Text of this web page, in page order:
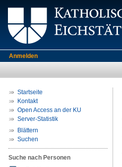
Anmelden
Startseite
Kontakt
Open Access an der KU
Server-Statistik
Blättern
Suchen
Suche nach Personen